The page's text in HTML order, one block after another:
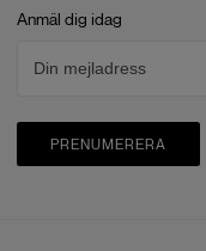
Anmäl dig idag
PRENUMERERA